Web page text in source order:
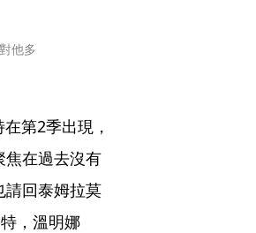
他多
第2季出現，
焦在過去沒有
請回泰姆拉莫
，溫明娜